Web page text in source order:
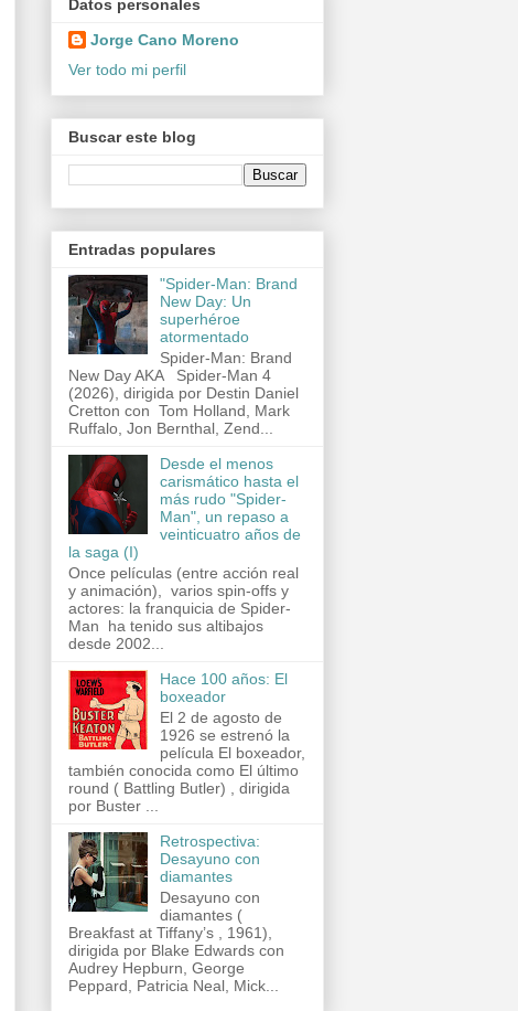
Datos personales
Jorge Cano Moreno
Ver todo mi perfil
Buscar este blog
Entradas populares
"Spider-Man: Brand
New Day: Un
superhéroe
atormentado
Spider-Man: Brand
New Day AKA Spider-Man 4
(2026), dirigida por Destin Daniel
Cretton con Tom Holland, Mark
Ruffalo, Jon Bernthal, Zend...
Desde el menos
carismático hasta el
más rudo "Spider-
Man", un repaso a
veinticuatro años de
la saga (I)
Once películas (entre acción real
y animación), varios spin-offs y
actores: la franquicia de Spider-
Man ha tenido sus altibajos
desde 2002...
Hace 100 años: El
boxeador
El 2 de agosto de
1926 se estrenó la
película El boxeador,
también conocida como El último
round ( Battling Butler) , dirigida
por Buster ...
Retrospectiva:
Desayuno con
diamantes
Desayuno con
diamantes (
Breakfast at Tiffany’s , 1961),
dirigida por Blake Edwards con
Audrey Hepburn, George
Peppard, Patricia Neal, Mick...